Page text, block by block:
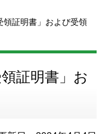
領証明書」および受領
証明書」お